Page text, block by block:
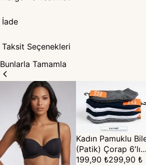
İade
Taksit Seçenekleri
Bunlarla Tamamla
Kadın Pamuklu
(Patik) Çorap 6'lı
Set (36-40)
199,90 ₺299,90 ₺